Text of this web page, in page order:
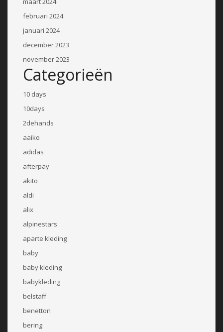
februari 2024
januari 2024
december 2023
november 2023
Categorieën
10 days
10days
2dehands
aaiko
adidas
afterpay
akito
aldi
alix
alpinestars
aparte kleding
baby
baby kleding
babykleding
belstaff
benetton
bering